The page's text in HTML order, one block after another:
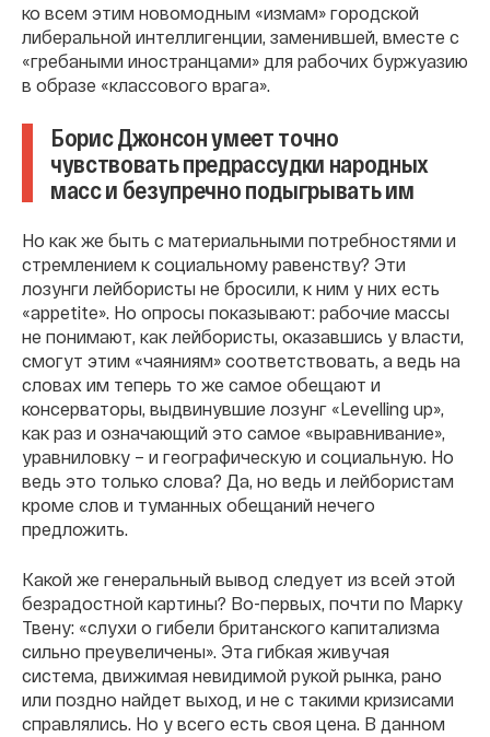
ко всем этим новомодным «измам» городской
либеральной интеллигенции, заменившей, вместе с
«гребаными иностранцами» для рабочих буржуазию
в образе «классового врага».
Борис Джонсон умеет точно
чувствовать предрассудки народных
масс и безупречно подыгрывать им
Но как же быть с материальными потребностями и
стремлением к социальному равенству? Эти
лозунги лейбористы не бросили, к ним у них есть
«appetite». Но опросы показывают: рабочие массы
не понимают, как лейбористы, оказавшись у власти,
смогут этим «чаяниям» соответствовать, а ведь на
словах им теперь то же самое обещают и
консерваторы, выдвинувшие лозунг «Levelling up»,
как раз и означающий это самое «выравнивание»,
уравниловку – и географическую и социальную. Но
ведь это только слова? Да, но ведь и лейбористам
кроме слов и туманных обещаний нечего
предложить.
Какой же генеральный вывод следует из всей этой
безрадостной картины? Во-первых, почти по Марку
Твену: «слухи о гибели британского капитализма
сильно преувеличены». Эта гибкая живучая
система, движимая невидимой рукой рынка, рано
или поздно найдет выход, и не с такими кризисами
справлялись. Но у всего есть своя цена. В данном